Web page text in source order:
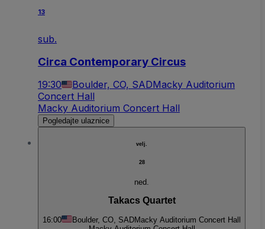
13
sub.
Circa Contemporary Circus
19:30 Boulder, CO, SADMacky Auditorium
Concert Hall
Macky Auditorium Concert Hall
Pogledajte ulaznice
velj.
28
ned.
Takacs Quartet
16:00 Boulder, CO, SADMacky Auditorium Concert Hall